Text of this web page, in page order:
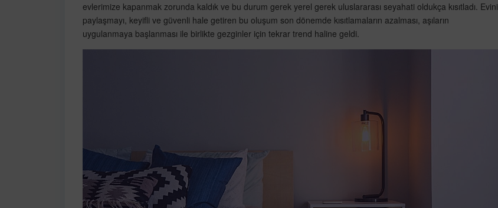
evlerimize kapanmak zorunda kaldık ve bu durum gerek yerel gerek uluslararası seyahati oldukça kısıtladı. Evini
paylaşmayı, keyifli ve güvenli hale getiren bu oluşum son dönemde kısıtlamaların azalması, aşıların
uygulanmaya başlanması ile birlikte gezginler için tekrar trend haline geldi.